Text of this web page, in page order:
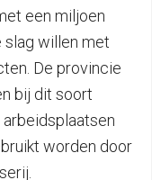
een miljoen
slag willen met
De provincie
bij dit soort
worden door